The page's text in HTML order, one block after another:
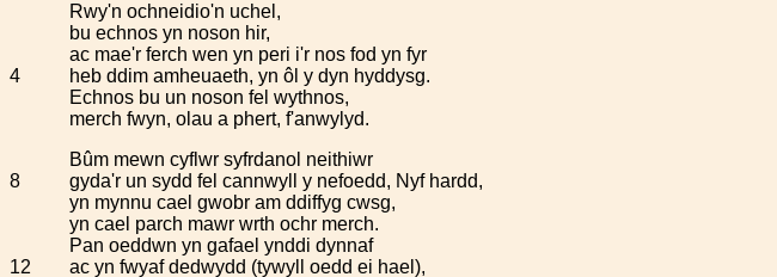
Rwy'n ochneidio'n uchel,
bu echnos yn noson hir,
ac mae'r ferch wen yn peri i'r nos fod yn fyr
4
heb ddim amheuaeth, yn ôl y dyn hyddysg.
Echnos bu un noson fel wythnos,
merch fwyn, olau a phert, f'anwylyd.
Bûm mewn cyflwr syfrdanol neithiwr
8
gyda'r un sydd fel cannwyll y nefoedd, Nyf hardd,
yn mynnu cael gwobr am ddiffyg cwsg,
yn cael parch mawr wrth ochr merch.
Pan oeddwn yn gafael ynddi dynnaf
12
ac yn fwyaf dedwydd (tywyll oedd ei hael),